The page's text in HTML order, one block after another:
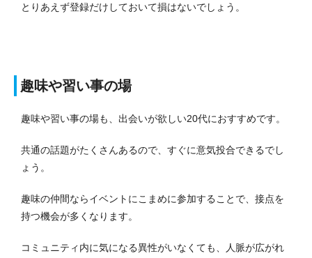
とりあえず登録だけしておいて損はないでしょう。
趣味や習い事の場
趣味や習い事の場も、出会いが欲しい20代におすすめです。
共通の話題がたくさんあるので、すぐに意気投合できるでし
ょう。
趣味の仲間ならイベントにこまめに参加することで、接点を
持つ機会が多くなります。
コミュニティ内に気になる異性がいなくても、人脈が広がれ